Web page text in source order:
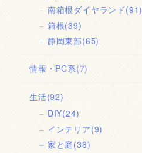
南箱根ダイヤランド (91)
箱根(39)
静岡東部(65)
情報・PC系(7)
生活(92)
DIY(24)
インテリア(9)
家と庭(38)